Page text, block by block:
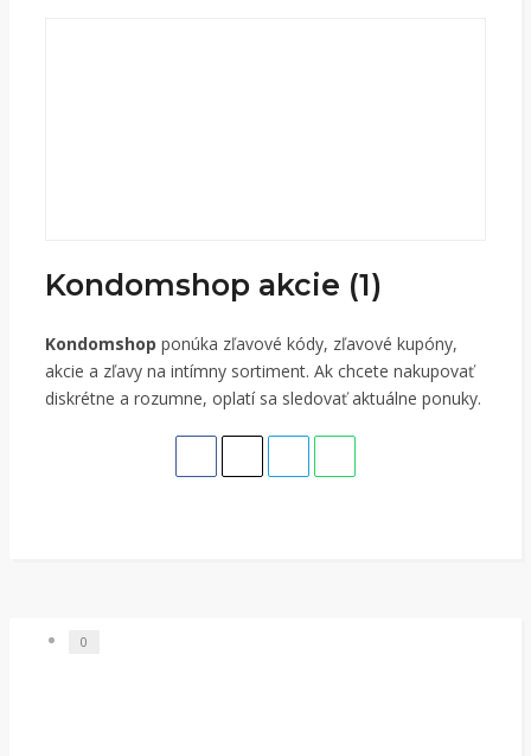
Kondomshop akcie (1)
Kondomshop ponúka zľavové kódy, zľavové kupóny,
akcie a zľavy na intímny sortiment. Ak chcete nakupovať
diskrétne a rozumne, oplatí sa sledovať aktuálne ponuky.
0